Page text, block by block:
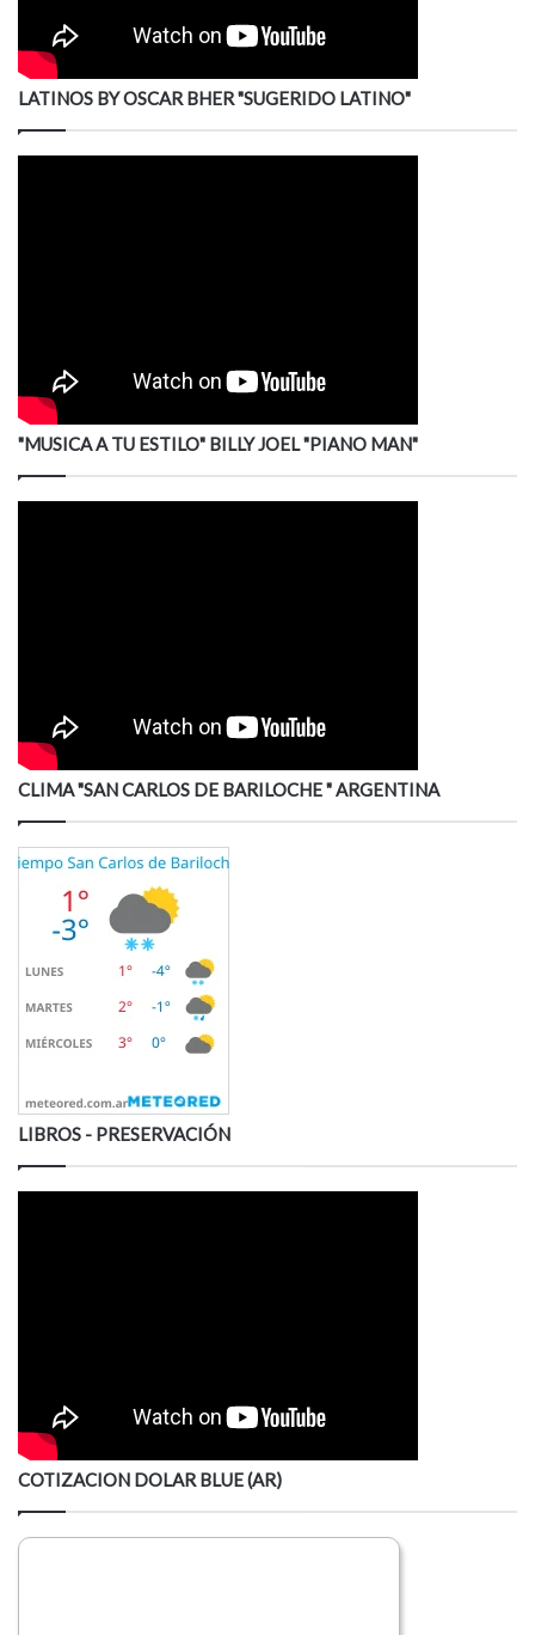
LATINOS BY OSCAR BHER "SUGERIDO LATINO"
"MUSICA A TU ESTILO" BILLY JOEL "PIANO MAN"
CLIMA "SAN CARLOS DE BARILOCHE " ARGENTINA
LIBROS - PRESERVACIÓN
COTIZACION DOLAR BLUE (AR)